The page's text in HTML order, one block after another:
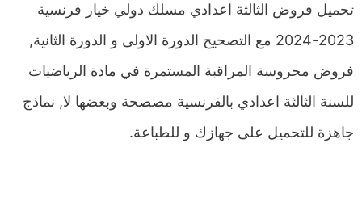
تحميل فروض الثالثة اعدادي مسلك دولي خيار فرنسية
2023-2024 مع التصحيح الدورة الاولى و الدورة الثانية,
فروض محروسة المراقبة المستمرة في مادة الرياضيات
للسنة الثالثة اعدادي بالفرنسية مصصحة وبعضها لا, نماذج
جاهزة للتحميل على جهازك و للطباعة.